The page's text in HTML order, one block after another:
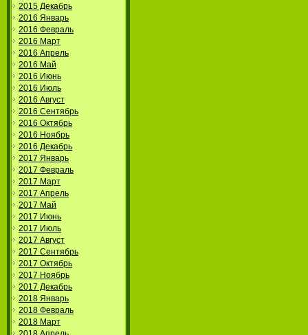
2015 Декабрь
2016 Январь
2016 Февраль
2016 Март
2016 Апрель
2016 Май
2016 Июнь
2016 Июль
2016 Август
2016 Сентябрь
2016 Октябрь
2016 Ноябрь
2016 Декабрь
2017 Январь
2017 Февраль
2017 Март
2017 Апрель
2017 Май
2017 Июнь
2017 Июль
2017 Август
2017 Сентябрь
2017 Октябрь
2017 Ноябрь
2017 Декабрь
2018 Январь
2018 Февраль
2018 Март